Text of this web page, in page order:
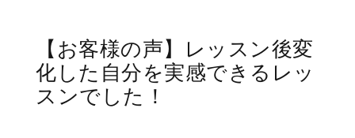
【お客様の声】レッスン後変
化した自分を実感できるレッ
スンでした！